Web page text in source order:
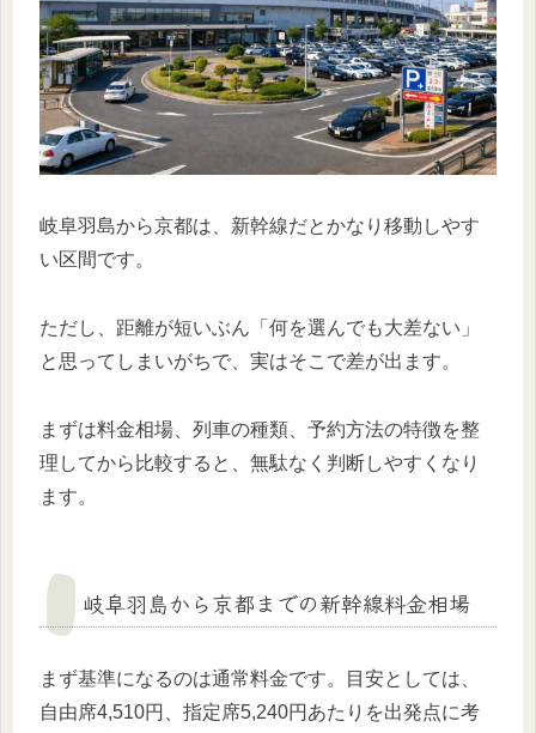
岐阜羽島から京都は、新幹線だとかなり移動しやす
い区間です。
ただし、距離が短いぶん「何を選んでも大差ない」
と思ってしまいがちで、実はそこで差が出ます。
まずは料金相場、列車の種類、予約方法の特徴を整
理してから比較すると、無駄なく判断しやすくなり
ます。
岐阜羽島から京都までの新幹線料金相場
まず基準になるのは通常料金です。目安としては、
自由席4,510円、指定席5,240円あたりを出発点に考